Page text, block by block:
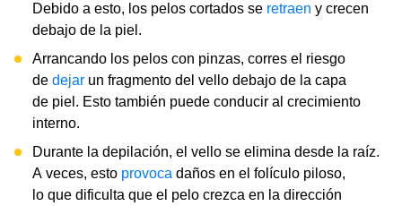
Debido a esto, los pelos cortados se retraen y crecen
debajo de la piel.
Arrancando los pelos con pinzas, corres el riesgo
de dejar un fragmento del vello debajo de la capa
de piel. Esto también puede conducir al crecimiento
interno.
Durante la depilación, el vello se elimina desde la raíz.
A veces, esto provoca daños en el folículo piloso,
lo que dificulta que el pelo crezca en la dirección